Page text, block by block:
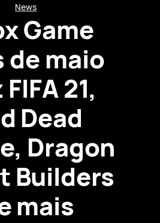
News
Game
de maio
21,
Dead
Dragon
Builders
mais